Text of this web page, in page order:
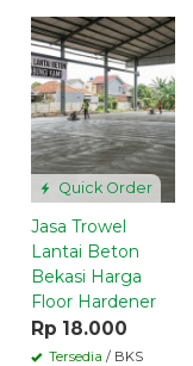
Quick Order
Jasa Trowel
Lantai Beton
Bekasi Harga
Floor Hardener
Rp 18.000
Tersedia / BKS